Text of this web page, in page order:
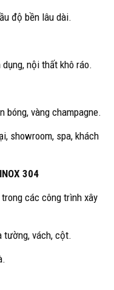
độ bền lâu dài.
nội thất khô ráo.
bóng, vàng champagne.
showroom, spa, khách
304
các công trình xây
tường, vách, cột.